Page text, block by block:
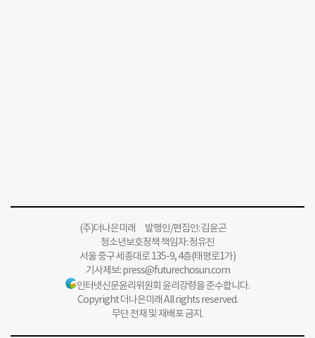
(주)더나은미래 발행인/편집인: 김윤곤
청소년보호정책 책임자: 정유진
서울 중구 세종대로 135-9, 4층(태평로1가)
기사제보:press@futurechosun.com
인터넷신문윤리위원회 윤리강령을 준수합니다.
Copyright 더나은미래 All rights reserved.
무단 전재 및 재배포 금지.